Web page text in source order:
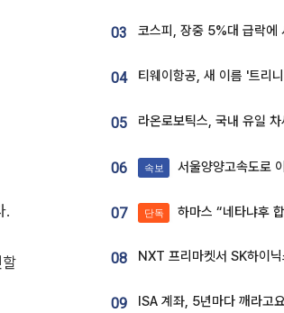
.
03
04
05
06 속보 서울양양고속도로 이천
07 단독 하마스 “네타냐후 합의안 거절,
08
09 ISA 계좌, 5년마다 깨라고